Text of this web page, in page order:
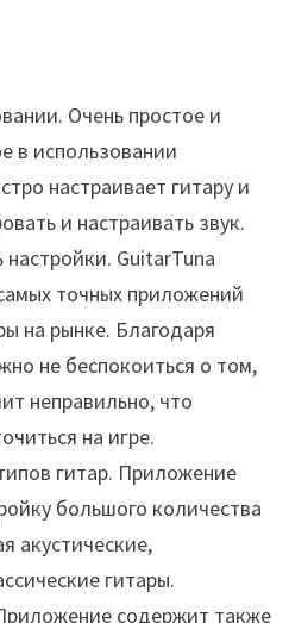
Очень простое и
в использовании
настраивает гитару и
и настраивать звук.
настройки. GuitarTuna
точных приложений
на рынке. Благодаря
не беспокоиться о том,
неправильно, что
на игре.
гитар. Приложение
большого количества
акустические,
гитары.
содержит также